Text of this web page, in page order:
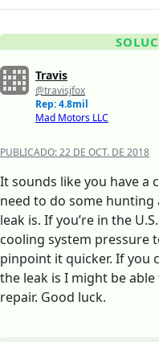
Travis
@travisjfox
Rep: 4.8mil
Mad Motors LLC
PUBLICADO:22 DE OCT. DE 2018
It sounds like you have a
need to do some
leak is. If you’re in the
cooling system pressure
pinpoint it quicker. If you
the leak is I might be
repair. Good luck.